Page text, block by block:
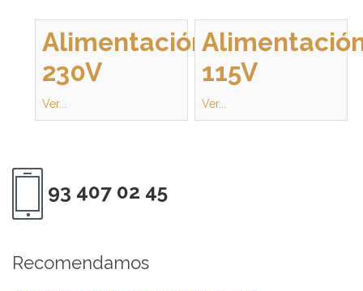
Alimentación
230V
Ver...
115V
Ver...
93 407 02 45
Recomendamos